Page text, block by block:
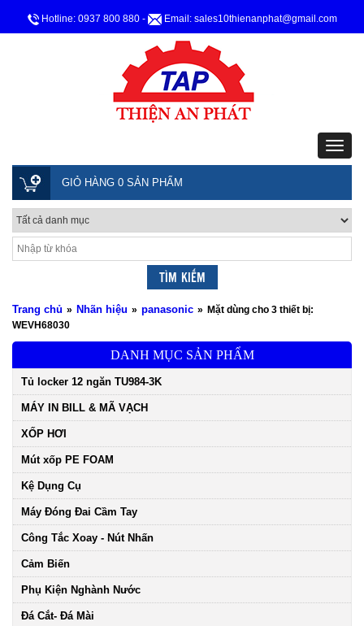
Hotline: 0937 800 880 - Email: sales10thienanphat@gmail.com
GIỎ HÀNG 0 SẢN PHẨM
Trang chủ » Nhãn hiệu » panasonic » Mặt dùng cho 3 thiết bị:
WEVH68030
DANH MỤC SẢN PHẨM
Tủ locker 12 ngăn TU984-3K
MÁY IN BILL & MÃ VẠCH
XỐP HƠI
Mút xốp PE FOAM
Kệ Dụng Cụ
Máy Đóng Đai Cầm Tay
Công Tắc Xoay - Nút Nhấn
Cảm Biến
Phụ Kiện Nghành Nước
Đá Cắt- Đá Mài